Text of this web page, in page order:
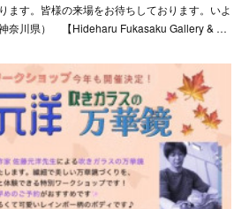
ます。皆様の来場をお待ちしております。いよ
奈川県） 【Hideharu Fukasaku Gallery & …